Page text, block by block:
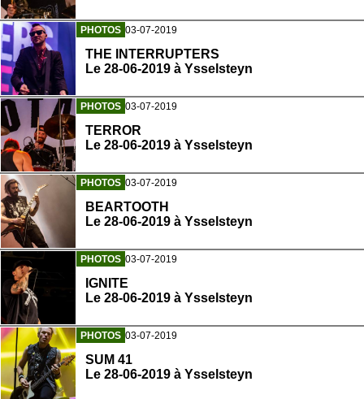
PHOTOS 03-07-2019
THE INTERRUPTERS
Le 28-06-2019 à Ysselsteyn
PHOTOS 03-07-2019
TERROR
Le 28-06-2019 à Ysselsteyn
PHOTOS 03-07-2019
BEARTOOTH
Le 28-06-2019 à Ysselsteyn
PHOTOS 03-07-2019
IGNITE
Le 28-06-2019 à Ysselsteyn
PHOTOS 03-07-2019
SUM 41
Le 28-06-2019 à Ysselsteyn